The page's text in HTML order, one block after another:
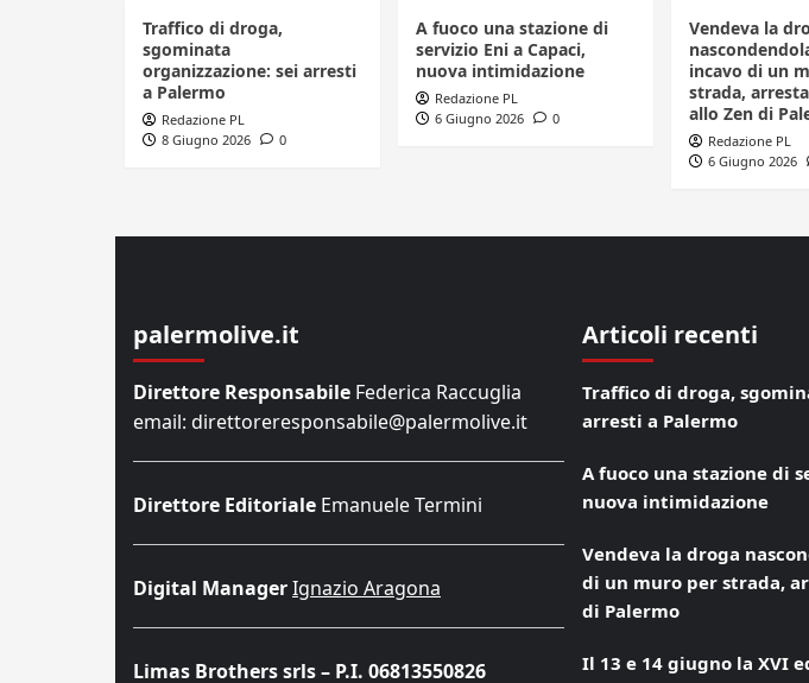
Traffico di droga,
sgominata
organizzazione: sei arresti
a Palermo
Redazione PL
8 Giugno 2026
0
A fuoco una stazione di
servizio Eni a Capaci,
nuova intimidazione
Redazione PL
6 Giugno 2026
0
Vendeva la
incavo di un
strada,
allo Zen di
Redazione PL
6 Giugno 2026
palermolive.it
Direttore Responsabile Federica Raccuglia
email: direttoreresponsabile@palermolive.it
Direttore Editoriale Emanuele Termini
Digital ManagerIgnazio Aragona
Limas Brothers srls – P.I. 06813550826
Articoli recenti
Traffico di droga,
arresti a Palermo
A fuoco una stazione di
nuova intimidazione
Vendeva la droga
di un muro per strada,
di Palermo
Il 13 e 14 giugno la XVI